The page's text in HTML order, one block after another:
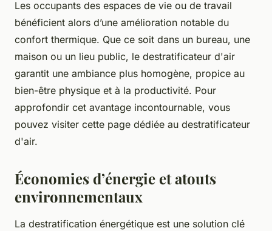
Les occupants des espaces de vie ou de travail
bénéficient alors d’une amélioration notable du
confort thermique. Que ce soit dans un bureau, une
maison ou un lieu public, le destratificateur d'air
garantit une ambiance plus homogène, propice au
bien-être physique et à la productivité. Pour
approfondir cet avantage incontournable, vous
pouvez visiter cette page dédiée au destratificateur
d'air.
Économies d’énergie et atouts
environnementaux
La destratification énergétique est une solution clé